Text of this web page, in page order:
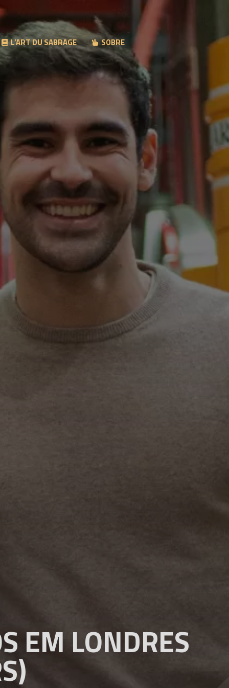
L’ART DU SABRAGE SOBRE
EM LONDRES